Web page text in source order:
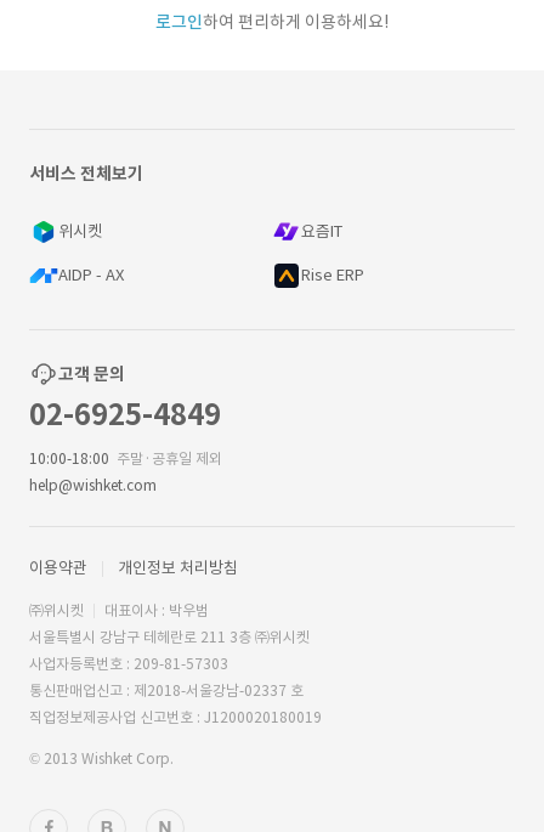
로그인하여 편리하게 이용하세요!
서비스 전체보기
위시켓 요즘IT
AIDP - AX Rise ERP
고객 문의
02-6925-4849
10:00-18:00 주말·공휴일 제외
help@wishket.com
이용약관 개인정보 처리방침
㈜위시켓
대표이사 : 박우범
서울특별시 강남구 테헤란로 211 3층 ㈜위시켓
사업자등록번호 : 209-81-57303
통신판매업신고 : 제2018-서울강남-02337 호
직업정보제공사업 신고번호 : J1200020180019
© 2013 Wishket Corp.